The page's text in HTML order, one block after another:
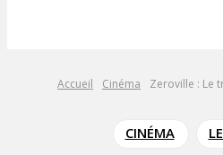
Accueil Cinéma Zeroville : Le
CINÉMA